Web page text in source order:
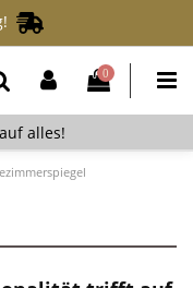
0
alles!